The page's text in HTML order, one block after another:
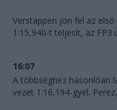
Verstappen jön fel az
1:15,940-t teljesít, az FP3
16:07
A többséghez hasonlóan
vezet 1:16,194-gyel.